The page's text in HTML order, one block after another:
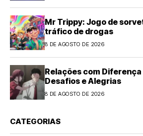
Mr Trippy: Jogo de
tráfico de drogas
8 DE AGOSTO DE 2026
Relações com Diferença
Desafios e Alegrias
8 DE AGOSTO DE 2026
CATEGORIAS